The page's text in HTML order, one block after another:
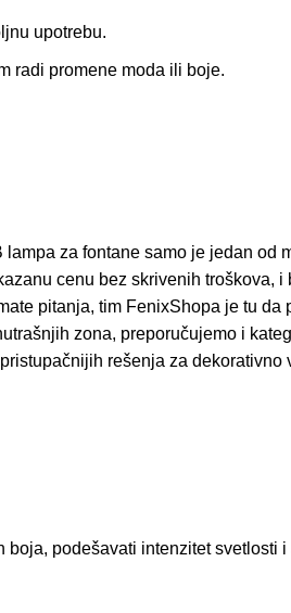
upotrebu.
radi promene moda ili boje.
lampa za fontane samo je jedan od
cenu bez skrivenih troškova,
pitanja, tim FenixShopa je tu
zona, preporučujemo i
rešenja za
podešavati intenzitet svetlosti